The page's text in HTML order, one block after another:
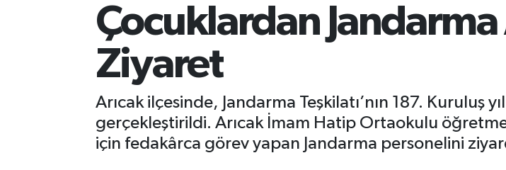
Çocuklardan
Ziyaret
Arıcak ilçesinde, Jandarma Teşkilatı’nın 187. Kuruluş
gerçekleştirildi. Arıcak İmam Hatip Ortaokulu
için fedakârca görev yapan Jandarma personelini
Tüm Manşetler
Son Dakika Haberleri
Haber Arşivi